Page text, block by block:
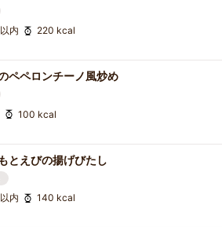
内 220 kcal
ペペロンチーノ風炒め
100 kcal
とえびの揚げびたし
内 140 kcal